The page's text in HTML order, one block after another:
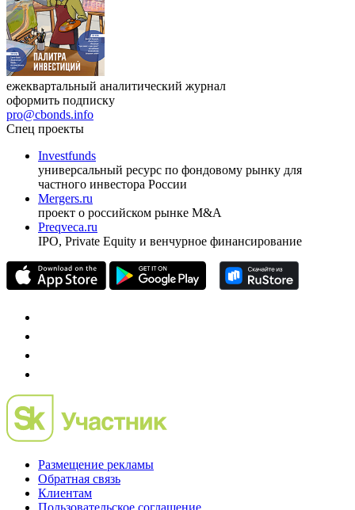
ежеквартальный аналитический журнал
оформить подписку
pro@cbonds.info
Спец проекты
Investfunds
универсальный ресурс по фондовому рынку для
частного инвестора России
проект о российском рынке M&A
Preqveca.ru